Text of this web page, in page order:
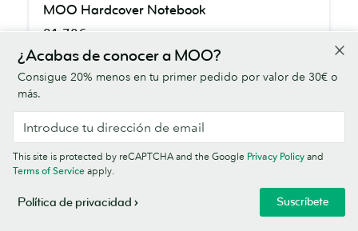
Hardcover
Notebook
MOO Hardcover Notebook
21,78€
(18,00€ IVA no incl.)
Encantadoramente premium en cada detalle,
que causará impresión.
¿Acabas de conocer a MOO?
Consigue 20% menos en tu primer pedido por valor de 30€ o
más.
Suscríbete
This site is protected by reCAPTCHA and the Google Privacy Policy and
Terms of Service apply.
Política de privacidad